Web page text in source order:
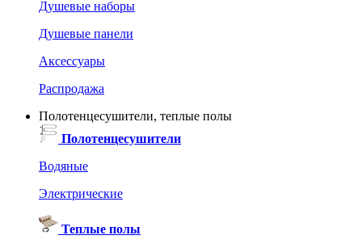
Душевые наборы
Душевые панели
Аксессуары
Распродажа
Полотенцесушители, теплые полы
Полотенцесушители
Водяные
Электрические
Теплые полы